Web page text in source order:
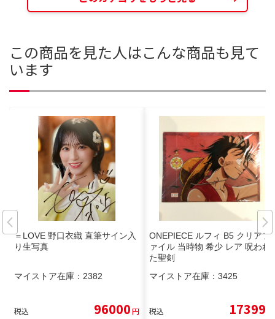
この商品を見た人はこんな商品も見て
います
＝LOVE 野口衣織 直筆サイン入
り生写真
マイストア在庫： 2382
税込 96000円
ONEPIECE ルフィ B5 クリアフ
ァイル 当時物 希少 レア 呪われ
た聖剣
マイストア在庫： 3425
税込 17399